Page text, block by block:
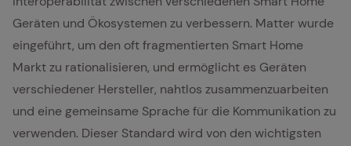
Geräten und Ökosystemen zu verbessern. Matter wurde
eingeführt, um den oft fragmentierten Smart Home
Markt zu rationalisieren, und ermöglicht es Geräten
verschiedener Hersteller, nahtlos zusammenzuarbeiten
und eine gemeinsame Sprache für die Kommunikation zu
verwenden. Dieser Standard wird von den wichtigsten